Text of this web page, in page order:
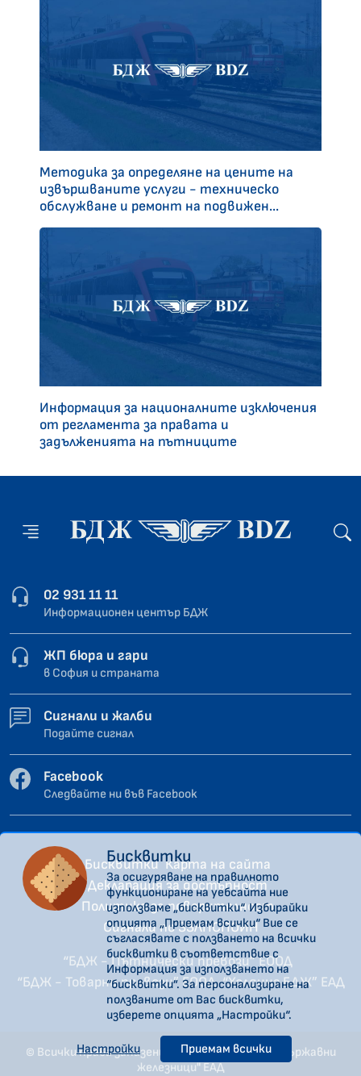
Методика за определяне на цените на
извършваните услуги - техническо
обслужване и ремонт на подвижен...
Информация за националните изключения
от регламента за правата и
задълженията на пътниците
02 931 11 11
Информационен център БДЖ
ЖП бюра и гари
в София и страната
Сигнали и жалби
Подайте сигнал
Facebook
Следвайте ни във Facebook
Бисквитки Карта на сайта
Декларация за достъпност
Политика за поверителност
Сигнали по ЗЗЛПСПОИН
“БДЖ - Пътнически превози” ЕООД
“БДЖ - Товарни превози” ЕООД “Холдинг БДЖ” ЕАД
© Всички права запазени. "Холдинг Български държавни
железници" ЕАД
Бисквитки
За осигуряване на правилното
функциониране на уебсайта ние
използваме „бисквитки“. Избирайки
опцията „Приемам всички“ Вие се
съгласявате с ползването на всички
бисквитки в съответствие с
Информация за използването на
“бисквитки”. За персонализиране на
ползваните от Вас бисквитки,
изберете опцията „Настройки“.
Настройки Приемам всички